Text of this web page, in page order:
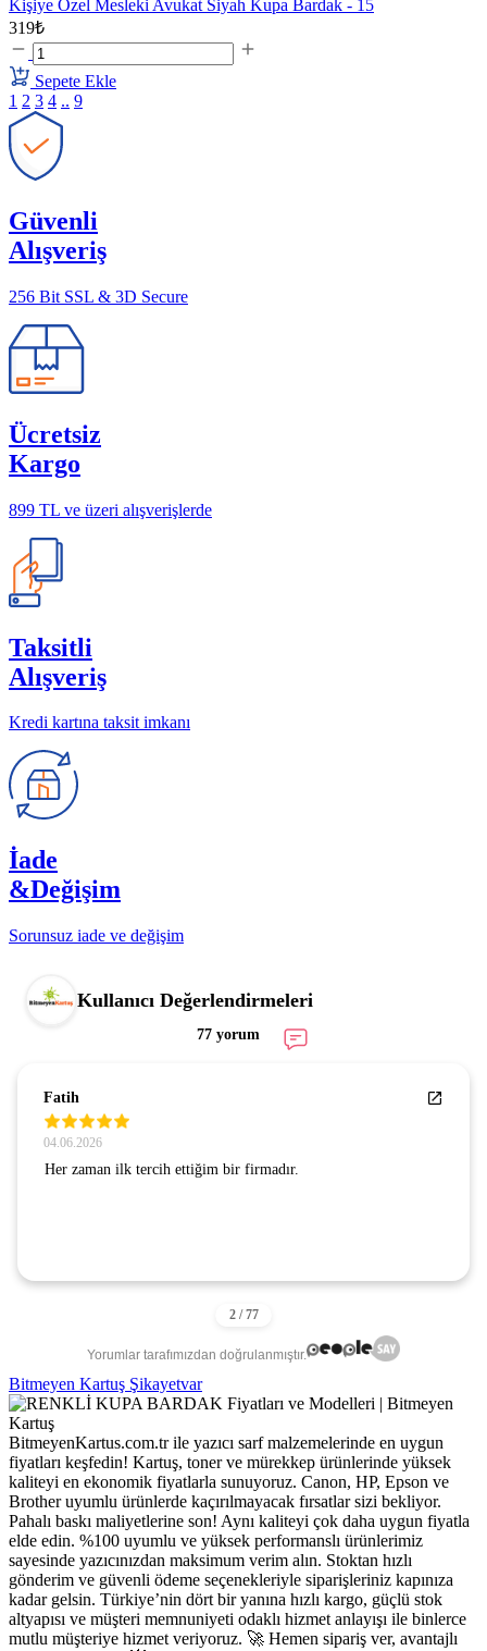
Kişiye Özel Mesleki Avukat Siyah Kupa Bardak - 15
319₺
Sepete Ekle
1 2 3 4 .. 9
Güvenli
Alışveriş
256 Bit SSL & 3D Secure
Ücretsiz
Kargo
899 TL ve üzeri alışverişlerde
Taksitli
Alışveriş
Kredi kartına taksit imkanı
İade
&Değişim
Sorunsuz iade ve değişim
Kullanıcı Değerlendirmeleri
77 yorum
Fatih
04.06.2026
Her zaman ilk tercih ettiğim bir firmadır.
Yorumlar tarafımızdan doğrulanmıştır.
Bitmeyen Kartuş Şikayetvar
BitmeyenKartus.com.tr ile yazıcı sarf malzemelerinde en uygun
fiyatları keşfedin! Kartuş, toner ve mürekkep ürünlerinde yüksek
kaliteyi en ekonomik fiyatlarla sunuyoruz. Canon, HP, Epson ve
Brother uyumlu ürünlerde kaçırılmayacak fırsatlar sizi bekliyor.
Pahalı baskı maliyetlerine son! Aynı kaliteyi çok daha uygun fiyatla
elde edin. %100 uyumlu ve yüksek performanslı ürünlerimiz
sayesinde yazıcınızdan maksimum verim alın. Stoktan hızlı
gönderim ve güvenli ödeme seçenekleriyle siparişleriniz kapınıza
kadar gelsin. Türkiye’nin dört bir yanına hızlı kargo, güçlü stok
altyapısı ve müşteri memnuniyeti odaklı hizmet anlayışı ile binlerce
mutlu müşteriye hizmet veriyoruz. 🚀 Hemen sipariş ver, avantajlı